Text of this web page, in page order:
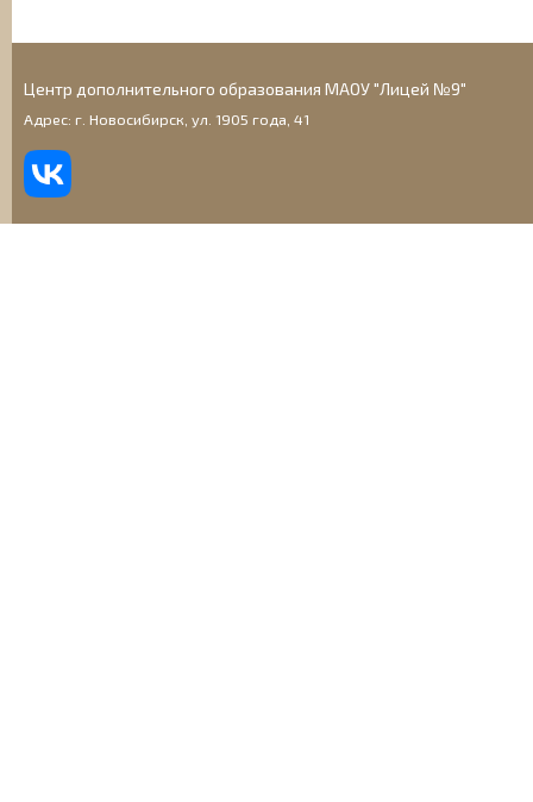
Центр дополнительного образования МАОУ "Лицей №9"
Адрес: г. Новосибирск, ул. 1905 года, 41